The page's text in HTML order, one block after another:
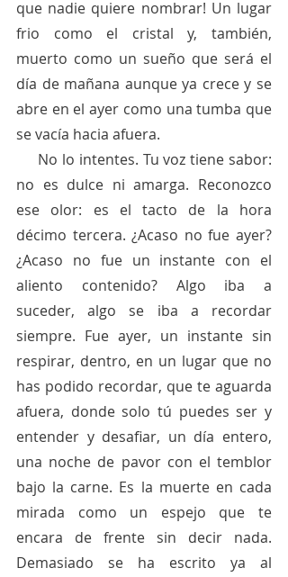
que nadie quiere nombrar! Un lugar
frio como el cristal y, también,
muerto como un sueño que será el
día de mañana aunque ya crece y se
abre en el ayer como una tumba que
se vacía hacia afuera.
no es dulce ni amarga. Reconozco
ese olor: es el tacto de la hora
décimo tercera. ¿Acaso no fue ayer?
¿Acaso no fue un instante con el
aliento contenido? Algo iba a
suceder, algo se iba a recordar
siempre. Fue ayer, un instante sin
respirar, dentro, en un lugar que no
has podido recordar, que te aguarda
afuera, donde solo tú puedes ser y
entender y desafiar, un día entero,
una noche de pavor con el temblor
bajo la carne. Es la muerte en cada
mirada como un espejo que te
encara de frente sin decir nada.
Demasiado se ha escrito ya al